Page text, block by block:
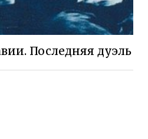
Последняя дуэль